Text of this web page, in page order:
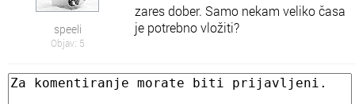
speeli
Objav: 5
zares dober. Samo nekam veliko časa
je potrebno vložiti?